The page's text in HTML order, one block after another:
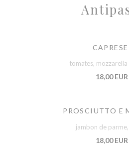
CAPRESE
tomates, mozzarella
18,00 EUR
PROSCIUTTO E
jambon de
18,00 EUR